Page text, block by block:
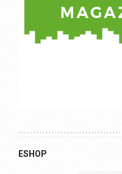
ESHOP